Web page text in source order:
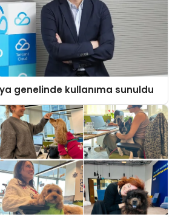
genelinde kullanıma sunuldu